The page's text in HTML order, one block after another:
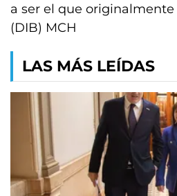
a ser el que originalmente
(DIB) MCH
LAS MÁS LEÍDAS